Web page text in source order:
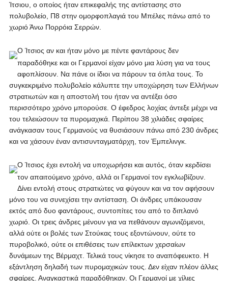
Ίτσιου, ο οποίος ήταν επικεφαλής της αντίστασης στο
πολυβολείο, Π8 στην ομορφοπλαγιά του Μπέλες πάνω από το
χωριό Άνω Πορρόια Σερρών.
Ο Ίτσιος αν και ήταν μόνο με πέντε φαντάρους δεν
παραδόθηκε και οι Γερμανοί είχαν μόνο μια λύση για να τους
αφοπλίσουν. Να πάνε οι ίδιοι να πάρουν τα όπλα τους. Το
συγκεκριμένο πολυβολείο κάλυπτε την υποχώρηση των Ελλήνων
στρατιωτών και η αποστολή του ήταν να αντέξει όσο
περισσότερο χρόνο μπορούσε. Ο έφεδρος λοχίας άντεξε μέχρι να
του τελειώσουν τα πυρομαχικά. Περίπου 38 χιλιάδες σφαίρες
ανάγκασαν τους Γερμανούς να θυσιάσουν πάνω από 230 άνδρες
και να χάσουν έναν αντισυνταγματάρχη, τον Έμπελινγκ.
Ο Ίτσιος έχει εντολή να υποχωρήσει και αυτός, όταν κερδίσει
τον απαιτούμενο χρόνο, αλλά οι Γερμανοί τον εγκλωβίζουν.
Δίνει εντολή στους στρατιώτες να φύγουν και να τον αφήσουν
μόνο του να συνεχίσει την αντίσταση. Οι άνδρες υπάκουσαν
εκτός από δυο φαντάρους, συντοπίτες του από το διπλανό
χωριό. Οι τρεις άνδρες μένουν για να πεθάνουν αγωνιζόμενοι,
αλλά ούτε οι βολές των Στούκας τους εξοντώνουν, ούτε το
πυροβολικό, ούτε οι επιθέσεις των επίλεκτων χερσαίων
δυνάμεων της Βέρμαχτ. Τελικά τους νίκησε το αναπόφευκτο. Η
εξάντληση δηλαδή των πυρομαχικών τους. Δεν είχαν πλέον άλλες
σφαίρες. Αναγκαστικά παραδόθηκαν. Οι Γερμανοί με χίλιες